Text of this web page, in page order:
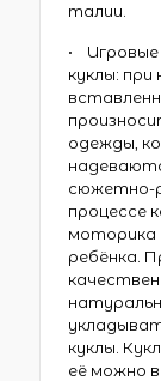
талии.
•
куклы:
одежды,
сюжетно-
процессе
моторика
ребёнка.
куклы.
её можно